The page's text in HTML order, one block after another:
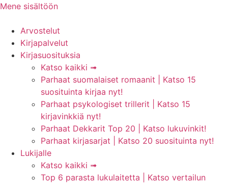
Mene sisältöön
Arvostelut
Kirjapalvelut
Kirjasuosituksia
Katso kaikki ➟
Parhaat suomalaiset romaanit | Katso 15
suosituinta kirjaa nyt!
Parhaat psykologiset trillerit | Katso 15
kirjavinkkiä nyt!
Parhaat Dekkarit Top 20 | Katso lukuvinkit!
Parhaat kirjasarjat | Katso 20 suosituinta nyt!
Lukijalle
Katso kaikki ➟
Top 6 parasta lukulaitetta | Katso vertailun